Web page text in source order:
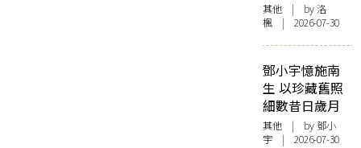
其他 | by洛
楓 | 2026-07-30
鄧小宇憶施南
生 以珍藏舊照
細數昔日歲月
其他 | by 鄧小
宇 | 2026-07-30